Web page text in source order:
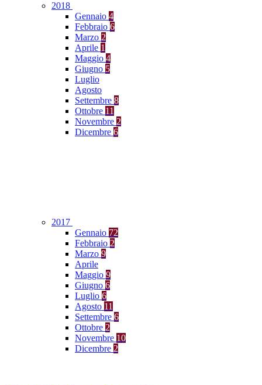
2018
Gennaio 4
Febbraio 6
Marzo 2
Aprile 1
Maggio 4
Giugno 5
Luglio
Agosto
Settembre 8
Ottobre 11
Novembre 2
Dicembre 6
2017
Gennaio 72
Febbraio 2
Marzo 9
Aprile
Maggio 9
Giugno 6
Luglio 6
Agosto 11
Settembre 6
Ottobre 2
Novembre 10
Dicembre 2